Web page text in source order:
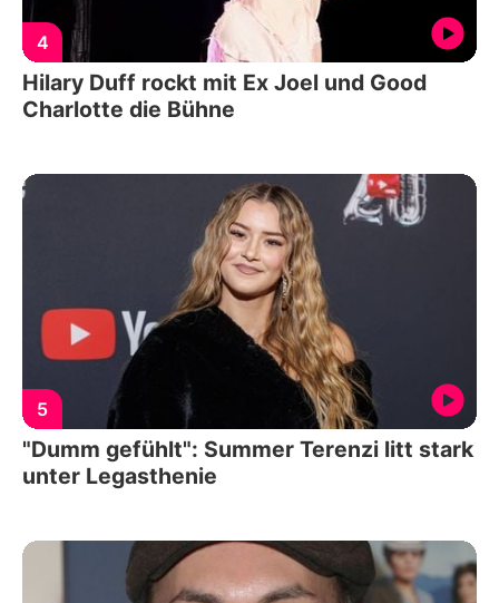
4
Hilary Duff rockt mit Ex Joel und Good
Charlotte die Bühne
5
"Dumm gefühlt": Summer Terenzi litt stark
unter Legasthenie